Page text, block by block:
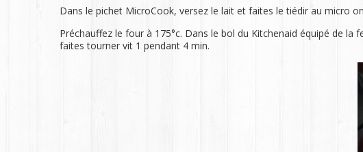
Dans le pichet MicroCook, versez le lait et faites le tiédir au micro
Préchauffez le four à 175°c. Dans le bol du Kitchenaid équipé de
faites tourner vit 1 pendant 4 min.